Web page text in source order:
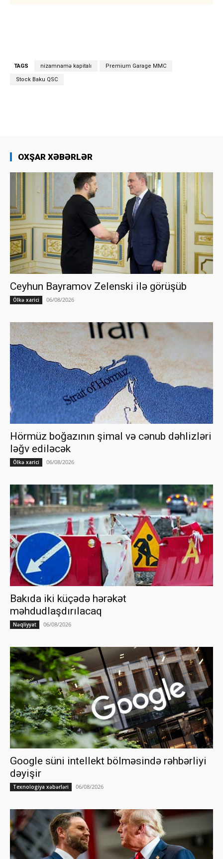
TAGS nizamnamə kapitalı Premium Garage MMC
Stock Baku QSC
OXŞAR XƏBƏRLƏR
Ceyhun Bayramov Zelenski ilə görüşüb
Ölkə xarici 06/08/2026
Hörmüz boğazının şimal və cənub dəhlizləri
ləğv ediləcək
Ölkə xarici 06/08/2026
Bakıda iki küçədə hərəkət
məhdudlaşdırılacaq
Nəqliyyat 06/08/2026
Google süni intellekt bölməsində rəhbərliyi
dəyişir
Texnologiya xəbərləri 06/08/2026